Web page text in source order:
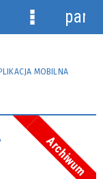
MOBILNA
Archiwum
Menu
panel